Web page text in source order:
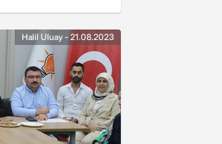
Halil Uluay - 21.08.2023